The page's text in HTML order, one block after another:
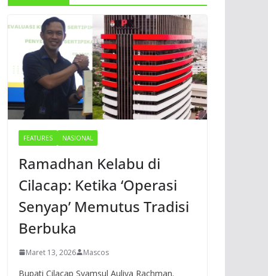
FEATURES NASIONAL
Ramadhan Kelabu di
Cilacap: Ketika ‘Operasi
Senyap’ Memutus Tradisi
Berbuka
Maret 13, 2026 Mascos
Bupati Cilacap Syamsul Auliya Rachman.